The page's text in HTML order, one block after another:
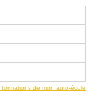
de mon auto-école